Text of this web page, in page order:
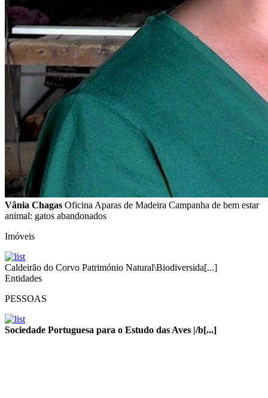
Vânia Chagas Oficina Aparas de Madeira Campanha de bem estar
animal: gatos abandonados
Imóveis
Caldeirão do Corvo Património Natural\Biodiversida[...]
Entidades
PESSOAS
Sociedade Portuguesa para o Estudo das Aves |/b[...]